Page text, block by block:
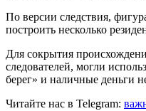
По версии следствия,
построить несколько
Для сокрытия
следователей, могли
берег» и наличные деньги
Читайте нас в Telegram: